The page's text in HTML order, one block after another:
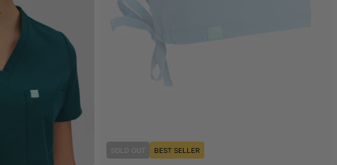
SOLD OUT BEST SELLER